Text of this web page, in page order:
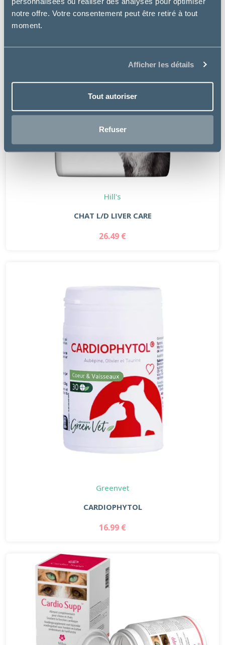
notre offre. Votre consentement peut être retiré à tout
moment.
Afficher les détails
Tout autoriser
Refuser
Hill's
CHAT L/D LIVER CARE
26.49 €
Greenvet
CARDIOPHYTOL
16.99 €